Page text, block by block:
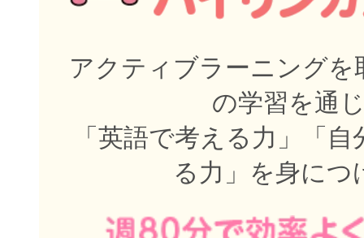
アクティブラーニングを
の学習を通
「英語で考える力」「
る力」を身につ